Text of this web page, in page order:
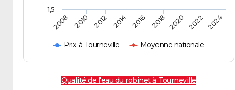
Prix à Tourneville Moyenne nationale
2008 2010 2012 2014 2016 2018 2020 2022 2024
1,5
Qualité de l'eau du robinet à Tourneville